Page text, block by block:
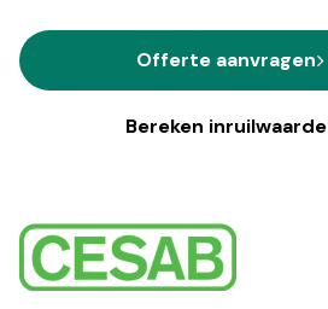
Offerte aanvragen
Bereken inruilwaarde